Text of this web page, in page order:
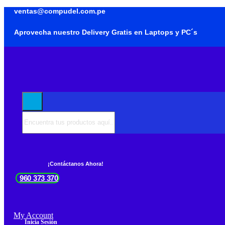
ventas@compudel.com.pe
Aprovecha nuestro Delivery Gratis en Laptops y PC´s
¡Contáctanos Ahora!
960 373 370
My Account
Inicia Sesión